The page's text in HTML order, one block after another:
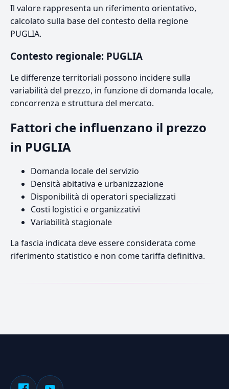
Il valore rappresenta un riferimento orientativo,
calcolato sulla base del contesto della regione
PUGLIA.
Contesto regionale: PUGLIA
Le differenze territoriali possono incidere sulla
variabilità del prezzo, in funzione di domanda locale,
concorrenza e struttura del mercato.
Fattori che influenzano il prezzo
in PUGLIA
Domanda locale del servizio
Densità abitativa e urbanizzazione
Disponibilità di operatori specializzati
Costi logistici e organizzativi
Variabilità stagionale
La fascia indicata deve essere considerata come
riferimento statistico e non come tariffa definitiva.